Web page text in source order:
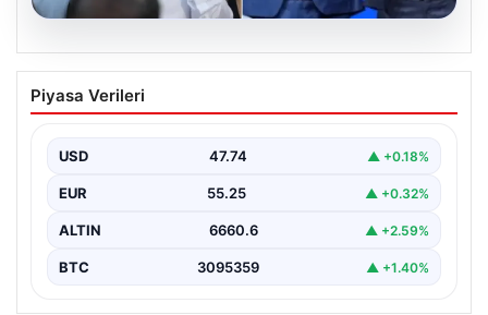
05.08.2026
Tuzla’da ‘Millet İradesine Saygı’
yürüyüşü… Özgür Çelik ne olduğunu tek
altına, hırsızlığın altına niye imza atsın?’
{ “title”: “Tuzla’da ‘Millet İradesine Saygı’ Yürüyüşü ve
Özgür Çelik’ten Açıklamalar”, “content”: “ Tuzla…
Piyasa Verileri
USD 47.74 ▲ +0.18%
EUR 55.25 ▲ +0.32%
ALTIN 6660.6 ▲ +2.59%
BTC 3095359 ▲ +1.40%